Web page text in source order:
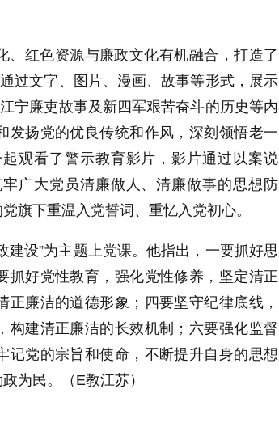
红色资源与廉政文化有机融合，打造了
过文字、图片、漫画、故事等形式，展示
宁廉吏故事及新四军艰苦奋斗的历史等内
发扬党的优良传统和作风，深刻领悟老一
观看了警示教育影片 ，影片通过以案说
广大党员清廉做人、清廉做事的思想防
旗下重温入党誓词、重忆入党初心。
建设”为主题上党课。他指出，一要抓好思
抓好党性教育，强化党性修养，坚定清正
廉洁的道德形象；四要坚守纪律底线，
构建清正廉洁的长效机制；六要强化监督
记党的宗旨和使命，不断提升自身的思想
为民。（E教江苏）